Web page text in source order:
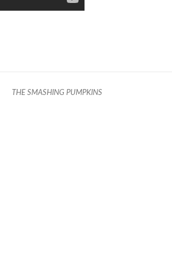
THE SMASHING PUMPKINS